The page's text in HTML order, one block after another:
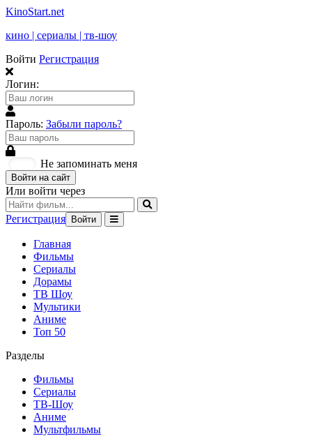
KinoStart.net
кино | сериалы | тв-шоу
Войти Регистрация
Логин:
Пароль: Забыли пароль?
Не запоминать меня
Войти на сайт
Или войти через
Регистрация Войти
Главная
Фильмы
Сериалы
Дорамы
ТВ Шоу
Мультики
Аниме
Топ 50
Разделы
Фильмы
Сериалы
ТВ-Шоу
Аниме
Мультфильмы